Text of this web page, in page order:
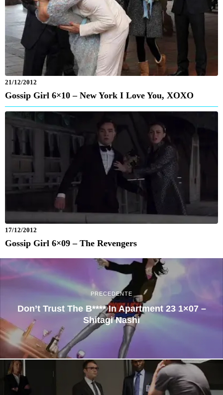
21/12/2012
Gossip Girl 6×10 – New York I Love You, XOXO
17/12/2012
Gossip Girl 6×09 – The Revengers
PRECEDENTE
Don’t Trust The B**** In Apartment 23 1×07 –
Shitagi Nashi